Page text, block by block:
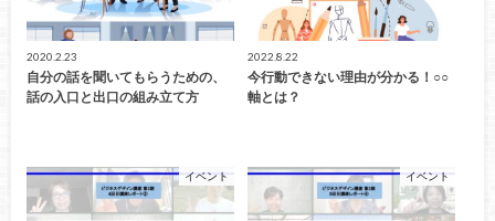
2020.2.23
自分の話を聞いてもらうための、
話の入口と出口の組み立て方
2022.8.22
今行動できない理由が分かる！○○
軸とは？
イベント イベント